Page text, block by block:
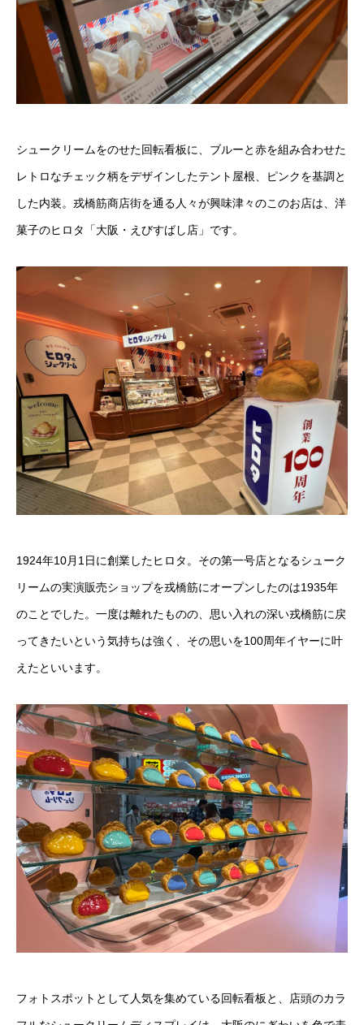
シュークリームをのせた回転看板に、ブルーと赤を組み合わせた
レトロなチェック柄をデザインしたテント屋根、ピンクを基調と
した内装。戎橋筋商店街を通る人々が興味津々のこのお店は、洋
菓子のヒロタ「大阪・えびすばし店」です。
1924年10月1日に創業したヒロタ。その第一号店となるシューク
リームの実演販売ショップを戎橋筋にオープンしたのは1935年
のことでした。一度は離れたものの、思い入れの深い戎橋筋に戻
ってきたいという気持ちは強く、その思いを100周年イヤーに叶
えたといいます。
フォトスポットとして人気を集めている回転看板と、店頭のカラ